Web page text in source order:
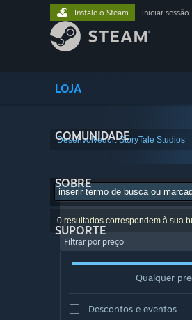
LOJA
COMUNIDADE
SOBRE
SUPORTE
Instale o Steam iniciar sessão
Desenvolvedor: StoryTale Studios
0 resultados correspondem à sua
Filtrar por preço
Qualquer
Descontos e eventos